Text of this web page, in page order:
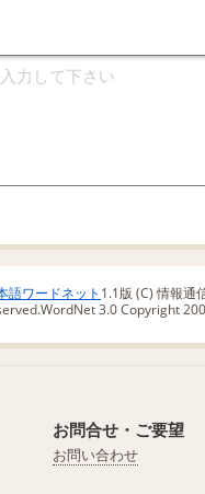
語ワードネット 1.1版 (C) 情報通
WordNet 3.0 Copyright
お問合せ・ご要望
お問い合わせ